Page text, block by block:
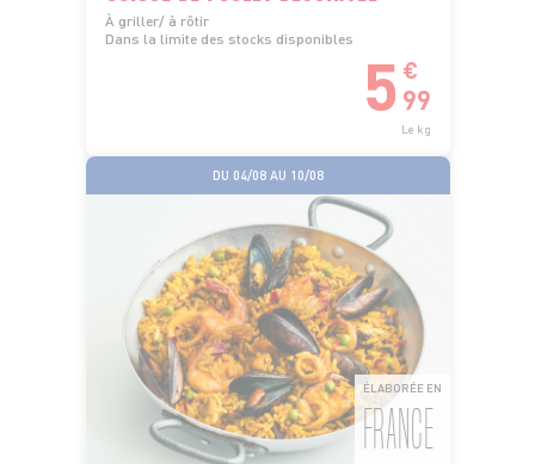
À griller/ à rôtir
Dans la limite des stocks disponibles
5 €
99
Le kg
DU 04/08 AU 10/08
ÉLABORÉE EN
FRANCE